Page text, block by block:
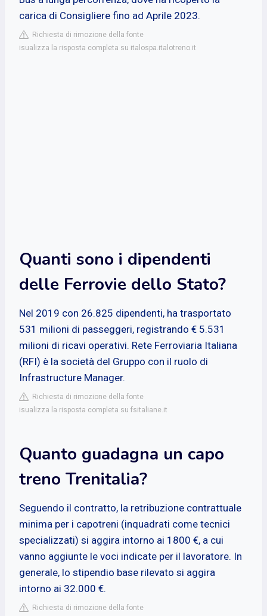
carica di Consigliere fino ad Aprile 2023.
Richiesta di rimozione della fonte
isualizza la risposta completa su italospa.italotreno.it
Quanti sono i dipendenti
delle Ferrovie dello Stato?
Nel 2019 con 26.825 dipendenti, ha trasportato
531 milioni di passeggeri, registrando € 5.531
milioni di ricavi operativi. Rete Ferroviaria Italiana
(RFI) è la società del Gruppo con il ruolo di
Infrastructure Manager.
Richiesta di rimozione della fonte
isualizza la risposta completa su fsitaliane.it
Quanto guadagna un capo
treno Trenitalia?
Seguendo il contratto, la retribuzione contrattuale
minima per i capotreni (inquadrati come tecnici
specializzati) si aggira intorno ai 1800 €, a cui
vanno aggiunte le voci indicate per il lavoratore. In
generale, lo stipendio base rilevato si aggira
intorno ai 32.000 €.
Richiesta di rimozione della fonte